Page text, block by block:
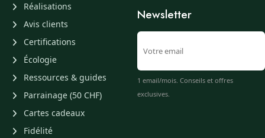
Réalisations
Avis clients
Certifications
Écologie
Ressources & guides
Parrainage (50 CHF)
Cartes cadeaux
Fidélité
Newsletter
1 email/mois. Conseils et offres
exclusives.